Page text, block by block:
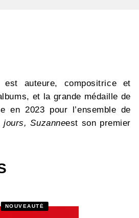
est auteure, compositrice et
et la grande médaille de
en 2023 pour l’ensemble de
jours, Suzanneest son premier
NOUVEAUTÉ